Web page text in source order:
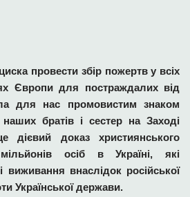
провести збір пожертв у всіх
Європи для постраждалих від
для нас промовистим знаком
братів і сестер на Заході
доказ християнського
осіб в Україні, які
внаслідок російської
Української держави.